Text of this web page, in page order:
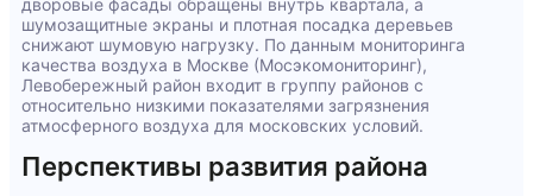
дворовые фасады обращены внутрь квартала, а
шумозащитные экраны и плотная посадка деревьев
снижают шумовую нагрузку. По данным мониторинга
качества воздуха в Москве (Мосэкомониторинг),
Левобережный район входит в группу районов с
относительно низкими показателями загрязнения
атмосферного воздуха для московских условий.
Перспективы развития района